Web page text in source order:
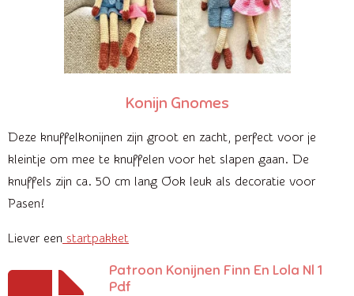
Konijn Gnomes
Deze knuffelkonijnen zijn groot en zacht, perfect voor je
kleintje om mee te knuffelen voor het slapen gaan. De
knuffels zijn ca. 50 cm lang Ook leuk als decoratie voor
Pasen!
Liever een startpakket
Patroon Konijnen Finn En Lola Nl 1
Pdf